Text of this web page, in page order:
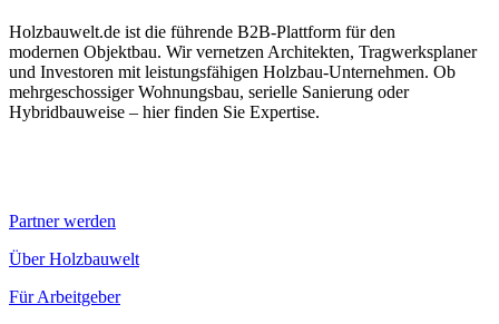
Holzbauwelt.de ist die führende B2B-Plattform für den
modernen Objektbau. Wir vernetzen Architekten, Tragwerksplaner
und Investoren mit leistungsfähigen Holzbau-Unternehmen. Ob
mehrgeschossiger Wohnungsbau, serielle Sanierung oder
Hybridbauweise – hier finden Sie Expertise.
Partner werden
Über Holzbauwelt
Für Arbeitgeber